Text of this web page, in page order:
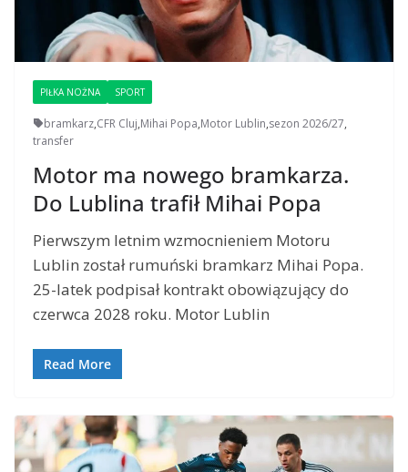
PIŁKA NOŻNA SPORT
bramkarz,CFR Cluj,Mihai Popa,Motor Lublin,sezon 2026/27,
transfer
Motor ma nowego bramkarza.
Do Lublina trafił Mihai Popa
Pierwszym letnim wzmocnieniem Motoru
Lublin został rumuński bramkarz Mihai Popa.
25-latek podpisał kontrakt obowiązujący do
czerwca 2028 roku. Motor Lublin
Read More